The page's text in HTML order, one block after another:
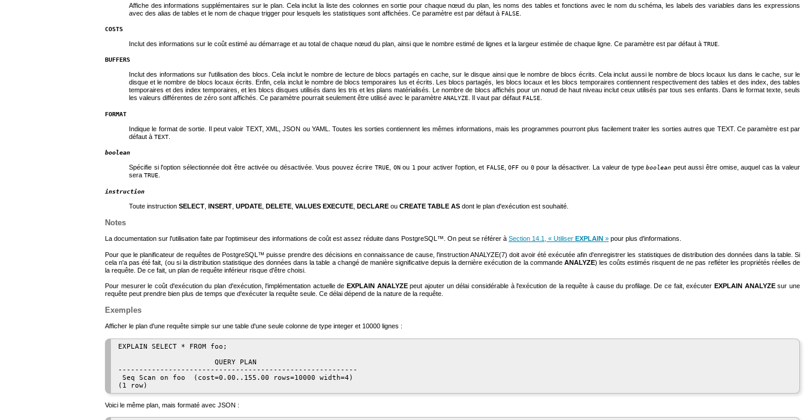
Affiche des informations supplémentaires sur le plan. Cela inclut la liste des colonnes en sortie pour chaque nœud du plan, les noms des tables et fonctions avec le nom du schéma, les labels des variables dans les expressions
avec des alias de tables et le nom de chaque trigger pour lesquels les statistiques sont affichées. Ce paramètre est par défaut à FALSE
COSTS
Inclut des informations sur le coût estimé au démarrage et au total de chaque nœud du plan, ainsi que le nombre estimé de lignes et la largeur estimée de chaque ligne. Ce paramètre est par défaut à TRUE
BUFFERS
Inclut des informations sur l'utilisation des blocs. Cela inclut le nombre de lecture de blocs partagés en cache, sur le disque ainsi que le nombre de blocs écrits. Cela inclut aussi le nombre de blocs locaux lus dans le cache, sur le
disque et le nombre de blocs locaux écrits. Enfin, cela inclut le nombre de blocs temporaires lus et écrits. Les blocs partagés, les blocs locaux et les blocs temporaires contiennent respectivement des tables et des index, des tables
temporaires et des index temporaires, et les blocs disques utilisés dans les tris et les plans matérialisés. Le nombre de blocs affichés pour un nœud de haut niveau inclut ceux utilisés par tous ses enfants. Dans le format texte, seuls
les valeurs différentes de zéro sont affichés. Ce paramètre pourrait seulement être utilisé avec le paramètre ANALYZE. Il vaut par défaut FALSE.
FORMAT
Indique le format de sortie. Il peut valoir TEXT, XML, JSON ou YAML. Toutes les sorties contiennent les mêmes informations, mais les programmes pourront plus facilement traiter les sorties autres que TEXT. Ce paramètre est par
défaut à TEXT
boolean
Spécifie si l'option sélectionnée doit être activée ou désactivée. Vous pouvez écrireTRUE, ONou 1pour activer l'option, et FALSE,OFF ou 0pour la désactiver. La valeur de typeboolean peut aussi être omise, auquel cas la valeur
sera TRUE.
instruction
Toute instruction SELECT INSERT UPDATE DELETE VALUES EXECUTE DECLARE ou CREATE TABLE AS dont le plan d'exécution est souhaité.
Notes
La documentation sur l'utilisation faite par l'optimiseur des informations de coût est assez réduite dans PostgreSQL ™. On peut se référer à Section 14.1, « Utiliser EXPLAIN » pour plus d'informations.
Pour que le planificateur de requêtes dePostgreSQL ™ puisse prendre des décisions en connaissance de cause, l'instructionANALYZE(7) doit avoir été exécutée afin d'enregistrer les statistiques de distribution des données dans la table. Si
cela n'a pas été fait, (ou si la distribution statistique des données dans la table a changé de manière significative depuis la dernière exécution de la commande ANALYZE) les coûts estimés risquent de ne pas refléter les propriétés réelles de
la requête. De ce fait, un plan de requête inférieur risque d'être choisi.
Pour mesurer le coût d'exécution du plan d'exécution, l'implémentation actuelle deEXPLAIN ANALYZEpeut ajouter un délai considérable à l'exécution de la requête à cause du profilage. De ce fait, exécuterEXPLAIN ANALYZEsur une
requête peut prendre bien plus de temps que d'exécuter la requête seule. Ce délai dépend de la nature de la requête.
Exemples
Afficher le plan d'une requête simple sur une table d'une seule colonne de type integer et 10000 lignes :
EXPLAIN SELECT * FROM foo;
                       QUERY PLAN
---------------------------------------------------------
Seq Scan on foo  (cost=0.00..155.00 rows=10000 width=4)
Voici le même plan, mais formaté avec JSON :